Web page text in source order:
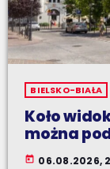
BIELSKO-BIAŁA
Koło
można
today 06.08.2026,